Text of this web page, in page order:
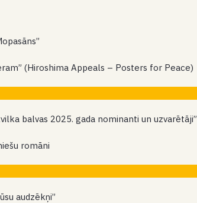
(Hiroshima Appeals – Posters for Peace)
balvas 2025. gada nominanti un uzvarētāji”
romāni
audzēkņi”